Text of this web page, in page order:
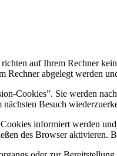
auf Ihrem Rechner
Rechner abgelegt werden
Cookies”. Sie werden
Besuch
informiert werden
des Browser